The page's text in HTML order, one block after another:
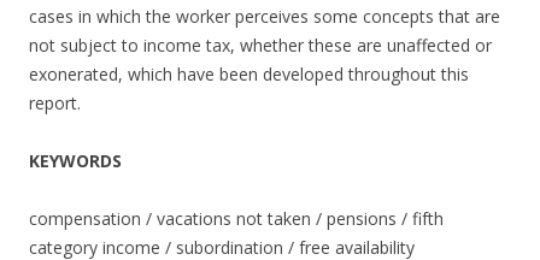
cases in which the worker perceives some concepts that are
not subject to income tax, whether these are unaffected or
exonerated, which have been developed throughout this
report.
KEYWORDS
compensation / vacations not taken / pensions / fifth
category income / subordination / free availability